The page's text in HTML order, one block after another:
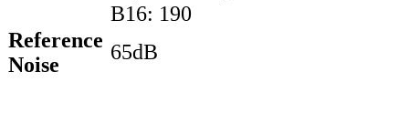
B16: 190
Reference
Noise
65dB